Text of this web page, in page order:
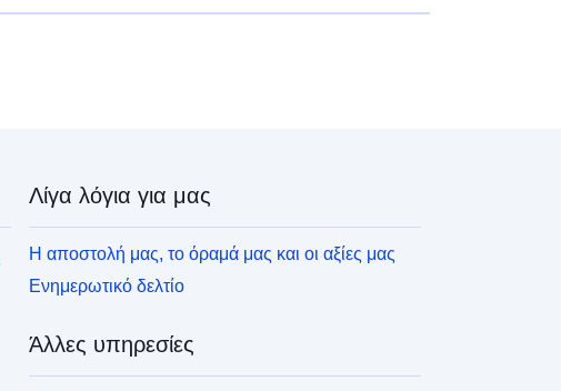
Λίγα λόγια για μας
Η αποστολή μας, το όραμά μας και οι αξίες μας
Ενημερωτικό δελτίο
Άλλες υπηρεσίες